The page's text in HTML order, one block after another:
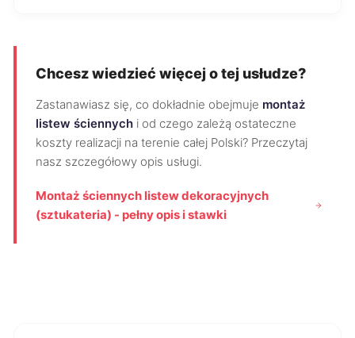
Chcesz wiedzieć więcej o tej usłudze?
Zastanawiasz się, co dokładnie obejmuje montaż
listew ściennych i od czego zależą ostateczne
koszty realizacji na terenie całej Polski? Przeczytaj
nasz szczegółowy opis usługi.
Montaż ściennych listew dekoracyjnych
(sztukateria) - pełny opis i stawki